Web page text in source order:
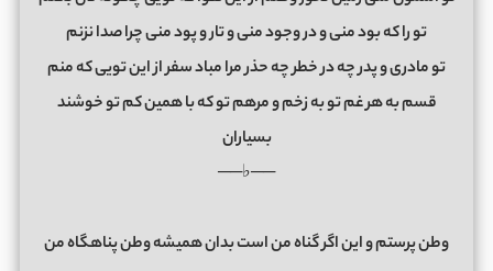
تو را که بود منی و در وجود منی و تار و پود منی چرا صدا نزنم
تو مادری و پدر چه در خطر چه حذر مرا مباد سفر از این تویی که منم
قسم به هر غم تو به زخم و مرهم تو که با همین کم تو خوشند
بسیاران
──♭──
وطن پرستم و این اگر گناه من است بدان همیشه وطن پناهگاه من